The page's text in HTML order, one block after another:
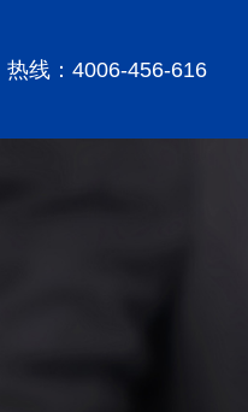
热线：4006-456-616